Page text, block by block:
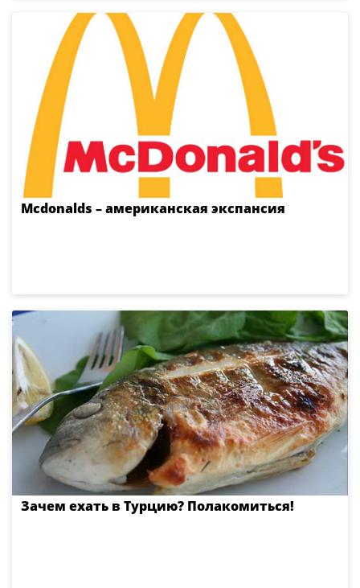
Мcdonalds – американская экспансия
Зачем ехать в Турцию? Полакомиться!